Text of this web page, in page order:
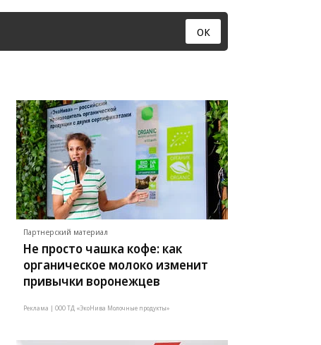
страница
ОК
Партнерский материал
Не просто чашка кофе: как
органическое молоко изменит
привычки воронежцев
Реклама | ООО ТД «ЭкоНива Молочные продукты»